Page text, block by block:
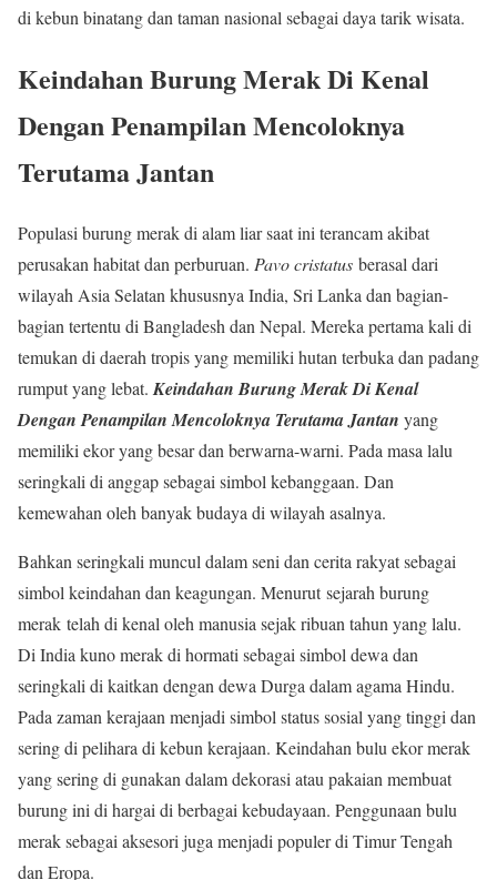
di kebun binatang dan taman nasional sebagai daya tarik wisata.
Keindahan Burung MerakDi Kenal
Dengan Penampilan Mencoloknya
Terutama Jantan
Populasi burung merak di alam liar saat ini terancam akibat
perusakan habitat dan perburuan. Pavo cristatus berasal dari
wilayah Asia Selatan khususnya India, Sri Lanka dan bagian-
bagian tertentu di Bangladesh dan Nepal. Mereka pertama kali di
temukan di daerah tropis yang memiliki hutan terbuka dan padang
rumput yang lebat. Keindahan Burung MerakDi Kenal
Dengan Penampilan Mencoloknya Terutama Jantan yang
memiliki ekor yang besar dan berwarna-warni. Pada masa lalu
seringkali di anggap sebagai simbol kebanggaan. Dan
kemewahan oleh banyak budaya di wilayah asalnya.
Bahkan seringkali muncul dalam seni dan cerita rakyat sebagai
simbol keindahan dan keagungan. Menurut sejarah burung
merak telah di kenal oleh manusia sejak ribuan tahun yang lalu.
Di India kuno merak di hormati sebagai simbol dewa dan
seringkali di kaitkan dengan dewa Durga dalam agama Hindu.
Pada zaman kerajaan menjadi simbol status sosial yang tinggi dan
sering di pelihara di kebun kerajaan. Keindahan bulu ekor merak
yang sering di gunakan dalam dekorasi atau pakaian membuat
burung ini di hargai di berbagai kebudayaan. Penggunaan bulu
merak sebagai aksesori juga menjadi populer di Timur Tengah
dan Eropa.